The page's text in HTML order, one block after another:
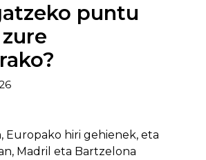
puntu
Europako hiri gehienek, eta
Madril eta Bartzelona